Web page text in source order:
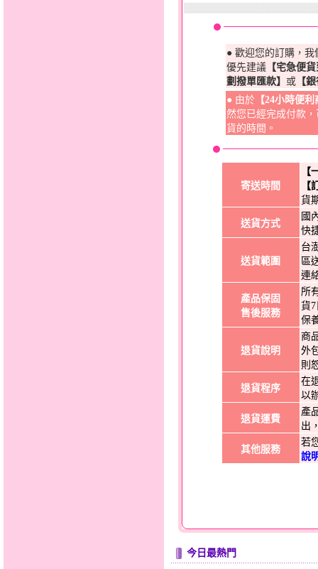
● 歡迎您的訂購，
優先建議 【宅急便
劃撥單匯款】 或 【
● 由於 【24小時便
然您已經完成付款
貨的時間。
寄送時間
【
【
貨
送貨方式
國
快
送貨範圍
台
區
連
產品保固
售後服務
所
貨
保
退貨說明
商
外
則
退貨程序
在
以
退貨運費
產
出
其他服務
若
說
今日最熱門